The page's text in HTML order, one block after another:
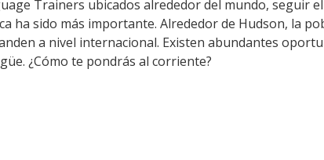
Trainers ubicados alrededor del mundo, seguir
ha sido más importante. Alrededor de Hudson, la
a nivel internacional. Existen abundantes
¿Cómo te pondrás al corriente?